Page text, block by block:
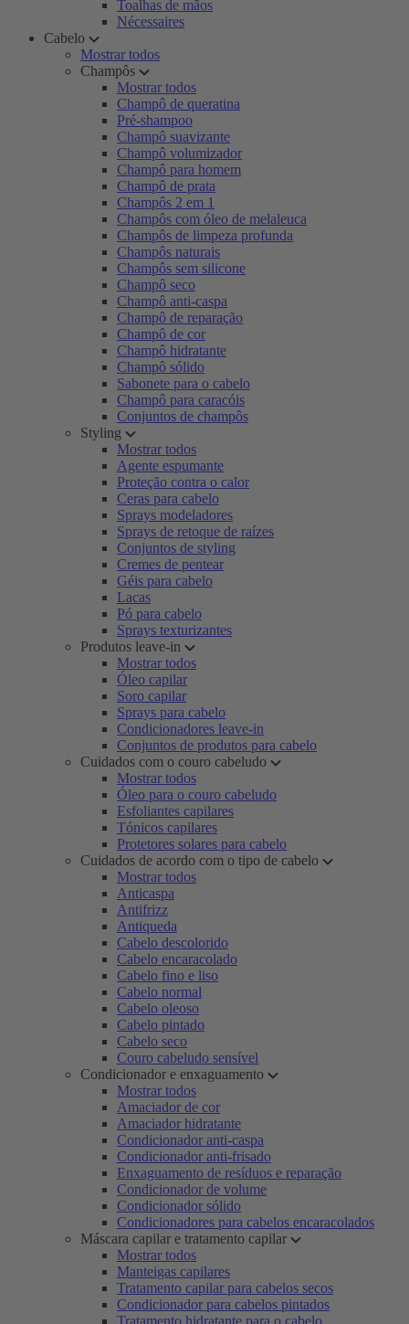
Toalhas de mãos
Nécessaires
Cabelo
Mostrar todos
Champôs
Mostrar todos
Champô de queratina
Pré-shampoo
Champô suavizante
Champô volumizador
Champô para homem
Champô de prata
Champôs 2 em 1
Champôs com óleo de melaleuca
Champôs de limpeza profunda
Champôs naturais
Champôs sem silicone
Champô seco
Champô anti-caspa
Champô de reparação
Champô de cor
Champô hidratante
Champô sólido
Sabonete para o cabelo
Champô para caracóis
Conjuntos de champôs
Styling
Mostrar todos
Agente espumante
Proteção contra o calor
Ceras para cabelo
Sprays modeladores
Sprays de retoque de raízes
Conjuntos de styling
Cremes de pentear
Géis para cabelo
Lacas
Pó para cabelo
Sprays texturizantes
Produtos leave-in
Mostrar todos
Óleo capilar
Soro capilar
Sprays para cabelo
Condicionadores leave-in
Conjuntos de produtos para cabelo
Cuidados com o couro cabeludo
Mostrar todos
Óleo para o couro cabeludo
Esfoliantes capilares
Tónicos capilares
Protetores solares para cabelo
Cuidados de acordo com o tipo de cabelo
Mostrar todos
Anticaspa
Antifrizz
Antiqueda
Cabelo descolorido
Cabelo encaracolado
Cabelo fino e liso
Cabelo normal
Cabelo oleoso
Cabelo pintado
Cabelo seco
Couro cabeludo sensível
Condicionador e enxaguamento
Mostrar todos
Amaciador de cor
Amaciador hidratante
Condicionador anti-caspa
Condicionador anti-frisado
Enxaguamento de resíduos e reparação
Condicionador de volume
Condicionador sólido
Condicionadores para cabelos encaracolados
Máscara capilar e tratamento capilar
Mostrar todos
Manteigas capilares
Tratamento capilar para cabelos secos
Condicionador para cabelos pintados
Tratamento hidratante para o cabelo